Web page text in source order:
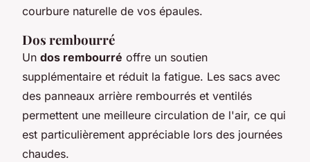
courbure naturelle de vos épaules.
Dos rembourré
Un dos rembourré offre un soutien
supplémentaire et réduit la fatigue. Les sacs avec
des panneaux arrière rembourrés et ventilés
permettent une meilleure circulation de l'air, ce qui
est particulièrement appréciable lors des journées
chaudes.